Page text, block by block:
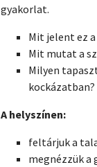
gyakorlat.
Mit jelent ez
Mit mutat a
Milyen
kockázatban?
A helyszínen:
feltárjuk a
megnézzük a